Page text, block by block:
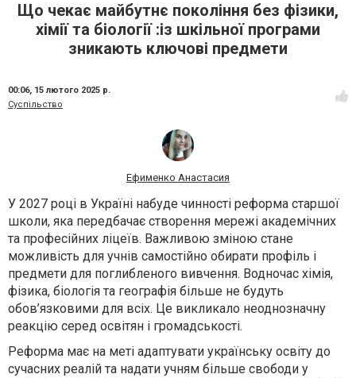
Що чекає майбутнє покоління без фізики,
хімії та біології :із шкільної програми
зникають ключові предмети
00:06, 15 лютого 2025 р.
Суспільство
Ефименко Анастасия
У 2027 році в Україні набуде чинності реформа старшої
школи, яка передбачає створення мережі академічних
та професійних ліцеїв. Важливою зміною стане
можливість для учнів самостійно обирати профіль і
предмети для поглибленого вивчення. Водночас хімія,
фізика, біологія та географія більше не будуть
обов’язковими для всіх. Це викликало неоднозначну
реакцію серед освітян і громадськості.
Реформа має на меті адаптувати українську освіту до
сучасних реалій та надати учням більше свободи у